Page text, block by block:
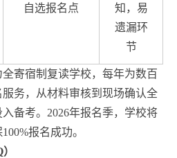
自选报名点
知，易
遗漏环
节
寄宿制复读学校，每年为数百
务，从材料审核到现场确认全
备考。2026年报名季，学校将
报名成功。